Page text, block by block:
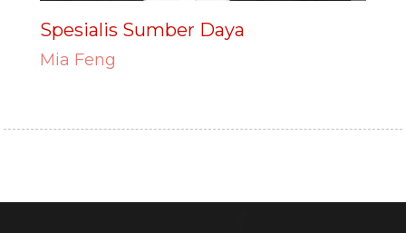
Spesialis Sumber Daya
Mia Feng